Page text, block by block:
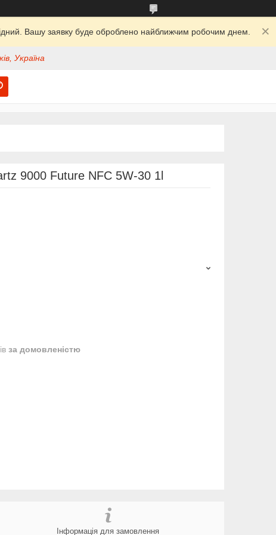
Вашу заявку буде оброблено найближчим робочим днем.
Україна
9000 Future NFC 5W-30 1l
за домовленістю
Інформація для замовлення